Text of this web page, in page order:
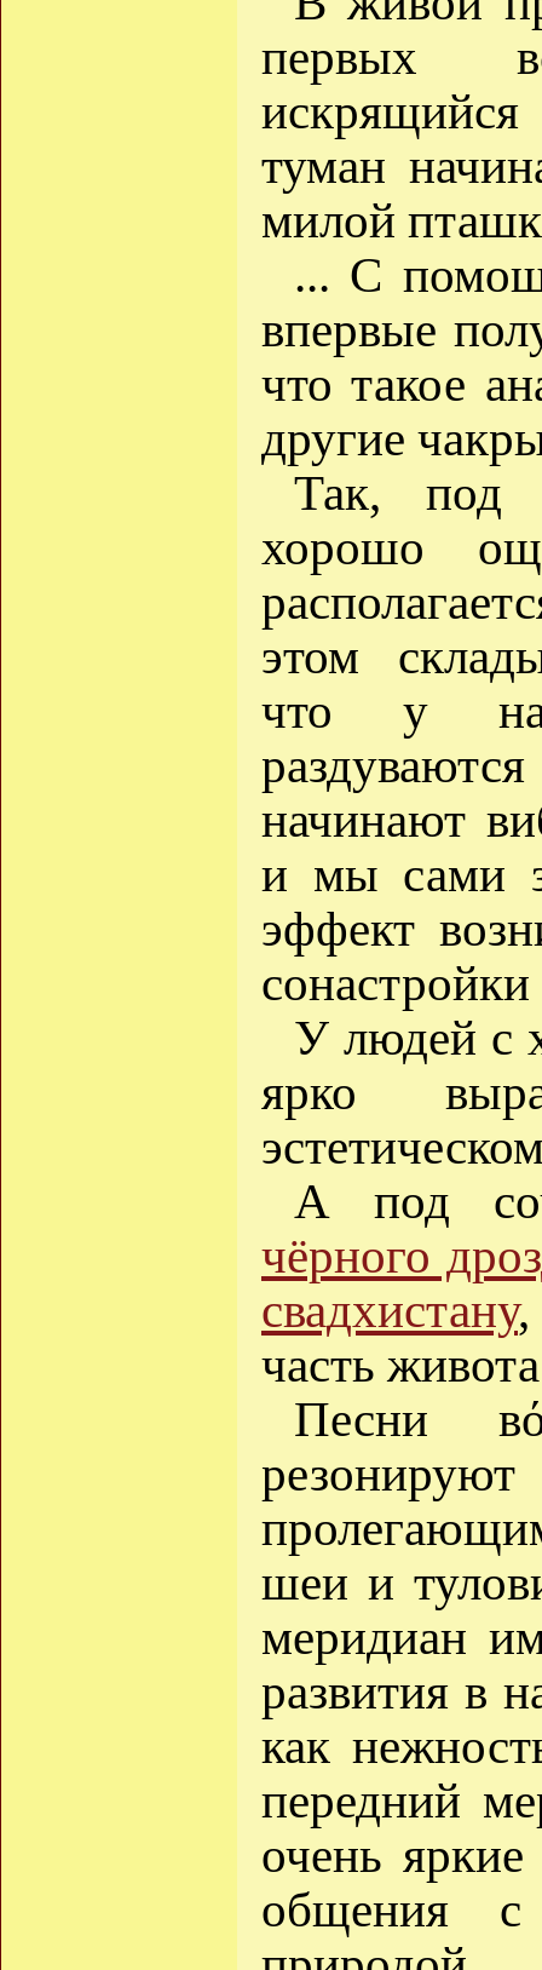
первых
туман
милой
... С
впервые
что такое
другие
Так,
хорошо
этом
что у
начинают
и мы сами
эффект
У людей с
ярко
А под
чёрного
свадхистану
часть
Песни
шеи и
меридиан
развития в
как
передний
очень
общения